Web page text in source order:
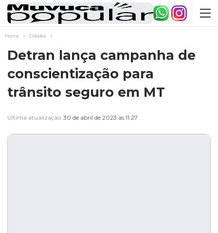
Home Cidades
Detran lança campanha de
conscientização para
trânsito seguro em MT
Última atualização 30 de abril de 2023 às 11:27